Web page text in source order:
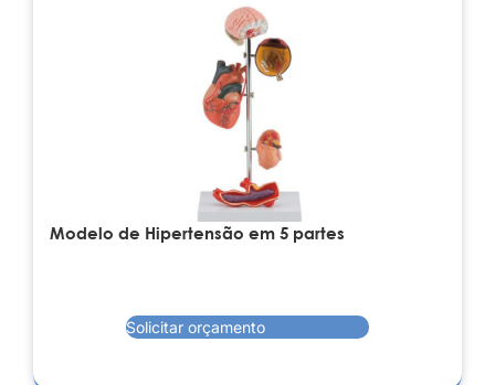
Modelo de Hipertensão em 5 partes
Solicitar orçamento